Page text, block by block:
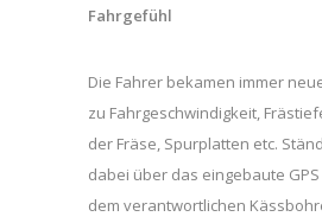
Fahrgefühl
Die Fahrer bekamen immer
zu Fahrgeschwindigkeit,
der Fräse, Spurplatten etc.
dabei über das eingebaute
dem verantwortlichen